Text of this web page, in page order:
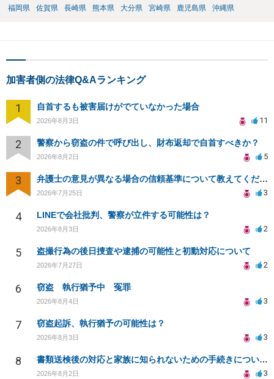
福岡県
佐賀県 長崎県 熊本県 大分県 宮崎県 鹿児島県 沖縄県
加害者側の法律Q&Aランキング
1 自首するも被害届けがでていなかった場合
2026年8月3日 11
2 警察から窃盗の件で呼び出し、財布返却で自首すべきか？
2026年8月2日 5
3 弁護士の意見が異なる場合の信頼基準について教えてください
2026年7月25日 3
4 LINEで会社批判、警察が立件する可能性は？
2026年8月3日 2
5 盗撮行為の後日捜査や逮捕の可能性と初動対応について
2026年7月27日 2
6 窃盗 執行猶予中 冤罪
2026年8月4日 3
7 窃盗起訴、執行猶予の可能性は？
2026年8月3日 3
8 書類送検後の対応と家族に知られないための手続きについて相談
2026年8月2日 3